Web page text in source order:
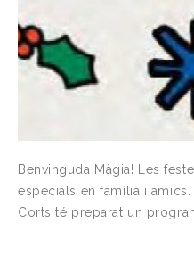
Benvinguda Màgia! Les
especials en família i
Corts té preparat un